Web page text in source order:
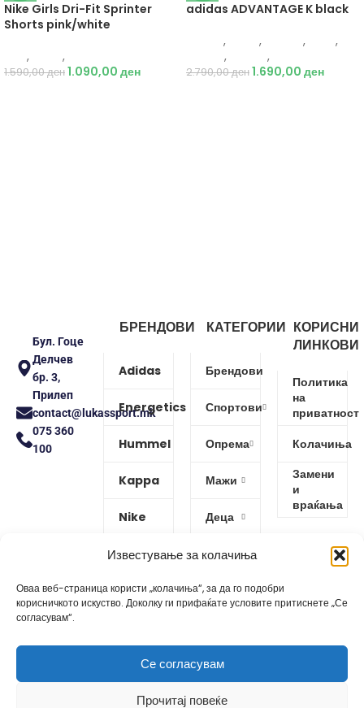
Известување за колачиња
Оваа веб-страница користи „колачиња“, за да го подобри
корисничкото искуство. Доколку ги прифаќате условите притиснете „Се
согласувам“.
Се согласувам
Прочитај повеќе
Nike Girls Dri-Fit Sprinter
Shorts pink/white
, ,
1.590,00ден1.090,00 ден
adidas ADVANTAGE K black
, , ,
,
, ,
2.790,00ден1.690,00 ден
Бул. Гоце
Делчев
бр. 3,
Прилеп
contact@lukassport.mk
075 360
100
БРЕНДОВИ
Adidas
Energetics
Hummel
Kappa
Nike
Protouch
Puma
КАТЕГОРИИ
Брендови
Спортови
Опрема
Мажи
Деца
Жени
КОРИСНИ
ЛИНКОВИ
Политика
на
приватност
Колачиња
Замени
и
враќања
Изработено одGoBro Studio